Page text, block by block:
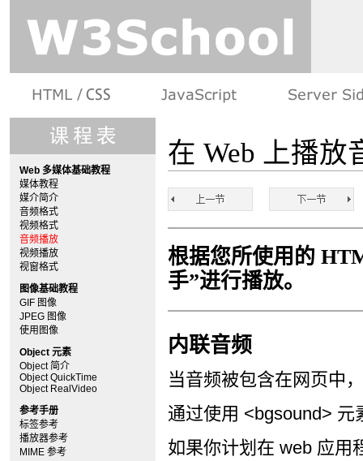
Web 多媒体基础教程
媒体教程
媒介简介
音频格式
视频格式
音频播放
视频播放
视窗格式
图像基础教程
GIF 图像
JPEG 图像
使用图像
Object 元素
Object 简介
Object QuickTime
Object RealVideo
参考手册
标签参考
播放器参考
MIME 参考
在 Web 上播放
根据您所使用的
手”进行播放。
内联音频
当音频被包含在网页中
通过使用 <bgsound>
如果你计划在 web 应用